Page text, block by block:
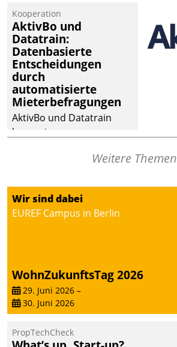
operativen
Instandhaltung in die
SAP-Systemlandschaft
deutscher
Wohnungsunternehmen
– und beschleunigt damit
den Weg vom
Mieteranliegen zum
Dienstleisterauftrag.
Kooperation
AktivBo und
Datatrain:
Datenbasierte
Entscheidungen
durch
automatisierte
Mieterbefragungen
AktivBo und Datatrain
kooperieren –
profitieren: Die nahtlose
von AktivBo und
Datatrain ermöglicht
automatisiert ausgelöste,
intelligente,
datengestützte
Entscheidungen.
Weitere Themen
Wir sind dabei
EUREF Campus in Berlin
WohnZukunftsTag 2026
29. Juni 2026 –
30. Juni 2026
PropTechCheck